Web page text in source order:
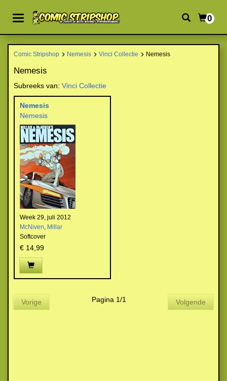
0
Comic Stripshop Nemesis Vinci Collectie Nemesis
Nemesis
Subreeks van: Vinci Collectie
Nemesis
Nemesis
Week 29, juli 2012
McNiven, Millar
Softcover
€ 14,99
Vorige Pagina 1/1 Volgende